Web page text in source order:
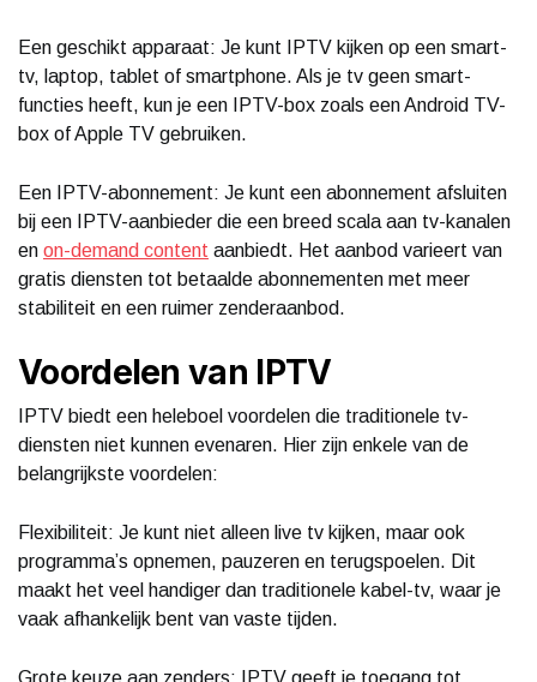
Een geschikt apparaat: Je kunt IPTV kijken op een smart-
tv, laptop, tablet of smartphone. Als je tv geen smart-
functies heeft, kun je een IPTV-box zoals een Android TV-
box of Apple TV gebruiken.
Een IPTV-abonnement: Je kunt een abonnement afsluiten
bij een IPTV-aanbieder die een breed scala aan tv-kanalen
en on-demand content aanbiedt. Het aanbod varieert van
gratis diensten tot betaalde abonnementen met meer
stabiliteit en een ruimer zenderaanbod.
Voordelen van IPTV
IPTV biedt een heleboel voordelen die traditionele tv-
diensten niet kunnen evenaren. Hier zijn enkele van de
belangrijkste voordelen:
Flexibiliteit: Je kunt niet alleen live tv kijken, maar ook
programma’s opnemen, pauzeren en terugspoelen. Dit
maakt het veel handiger dan traditionele kabel-tv, waar je
vaak afhankelijk bent van vaste tijden.
Grote keuze aan zenders: IPTV geeft je toegang tot